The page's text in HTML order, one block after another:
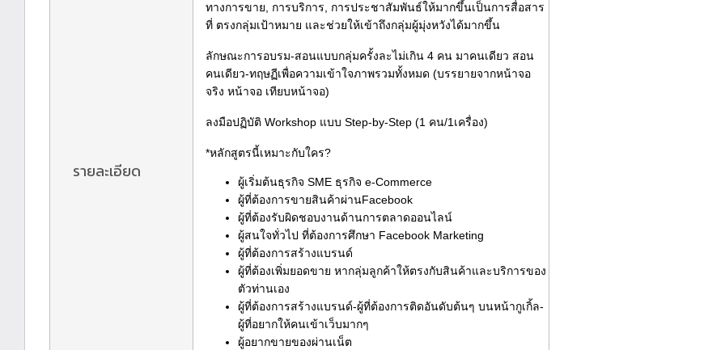
รายละเอียด
ทางการขาย, การบริการ, การประชาสัมพันธ์ให้มากขึ้นเป็นการสื่อสาร
ที่ ตรงกลุ่มเป้าหมาย และช่วยให้เข้าถึงกลุ่มผู้มุ่งหวังได้มากขึ้น
ลักษณะการอบรม-สอนแบบกลุ่มครั้งละไม่เกิน 4 คน มาคนเดียว สอน
คนเดียว-ทฤษฏีเพื่อความเข้าใจภาพรวมทั้งหมด (บรรยายจากหน้าจอ
จริง หน้าจอ เทียบหน้าจอ)
ลงมือปฏิบัติ Workshop แบบ Step-by-Step (1 คน/1เครื่อง)
*หลักสูตรนี้เหมาะกับใคร?
ผู้เริ่มต้นธุรกิจ SME ธุรกิจ e-Commerce
ผู้ที่ต้องการขายสินค้าผ่านFacebook
ผู้ที่ต้องรับผิดชอบงานด้านการตลาดออนไลน์
ผู้สนใจทั่วไป ที่ต้องการศึกษา Facebook Marketing
ผู้ที่ต้องการสร้างแบรนด์
ผู้ที่ต้องเพิ่มยอดขาย หากลุ่มลูกค้าให้ตรงกับสินค้าและบริการของ
ตัวท่านเอง
ผู้ที่ต้องการสร้างแบรนด์-ผู้ที่ต้องการติดอันดับต้นๆ บนหน้ากูเกิ้ล-
ผู้ที่อยากให้คนเข้าเว็บมากๆ
ผู้อยากขายของผ่านเน็ต